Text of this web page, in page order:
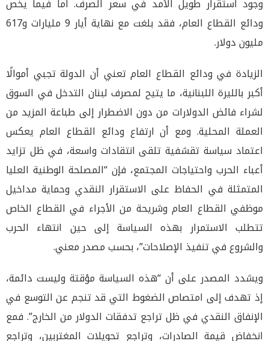
وجود استقرار طويل الأمد في سعر الصرف. أما فيما يخص
ودائع القطاع العام، فقد بلغت مع نهاية أيار 9 مليارات و617
مليون دولار.
الزيادة في ودائع القطاع العام تعني أن الدولة تجبي أموالًا
أكبر بالليرة اللبنانية، ما يتيح لمصرف لبنان التدخل في السوق
لشراء فائض الدولارات من دون الاضطرار إلى طباعة المزيد من
العملة المحلية. ومع أن ارتفاع ودائع القطاع العام يعكس
اعتماد سياسة تقشفية تلقى انتقادات واسعة، في ظل تزايد
أعباء الحرب واحتياجات المجتمع، فإن “المصلحة الوطنية العليا
المتمثلة في الحفاظ على الاستقرار النقدي وحماية مداخيل
موظفي القطاع العام وشريحة من الأجراء في القطاع الخاص
تتطلب الاستمرار بهذه السياسة إلى حين انتهاء الحرب
والشروع في تنفيذ الإصلاحات”، بحسب مصدر معني.
ويشدد المصدر على أن “هذه السياسة مؤقتة وليست دائمة،
إذ تهدف إلى امتصاص الضغوط التي قد تنجم عن التوسع في
الإنفاق النقدي في ظل تراجع تدفقات الدولار من الخارج”. فمع
انخفاض قيمة الصادرات، وتراجع تحويلات المغتربين، وتراجع